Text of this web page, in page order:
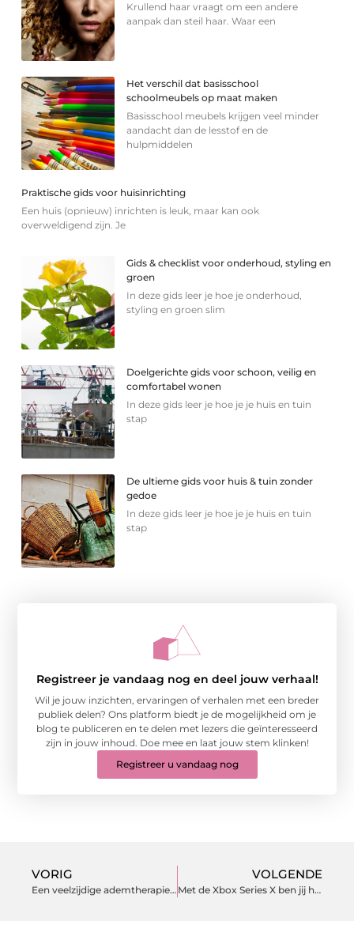
Krullend haar vraagt om een andere
aanpak dan steil haar. Waar een
Het verschil dat basisschool
schoolmeubels op maat maken
Basisschool meubels krijgen veel minder
aandacht dan de lesstof en de
hulpmiddelen
Praktische gids voor huisinrichting
Een huis (opnieuw) inrichten is leuk, maar kan ook
overweldigend zijn. Je
Gids & checklist voor onderhoud, styling en
groen
In deze gids leer je hoe je onderhoud,
styling en groen slim
Doelgerichte gids voor schoon, veilig en
comfortabel wonen
In deze gids leer je hoe je je huis en tuin
stap
De ultieme gids voor huis & tuin zonder
gedoe
In deze gids leer je hoe je je huis en tuin
stap
Registreer je vandaag nog en deel jouw verhaal!
Wil je jouw inzichten, ervaringen of verhalen met een breder
publiek delen? Ons platform biedt je de mogelijkheid om je
blog te publiceren en te delen met lezers die geïnteresseerd
zijn in jouw inhoud. Doe mee en laat jouw stem klinken!
Registreer u vandaag nog
VORIG
Een veelzijdige ademtherapie speciaal voor jou
VOLGENDE
Met de Xbox Series X ben jij het centrum van jouw gamesucces